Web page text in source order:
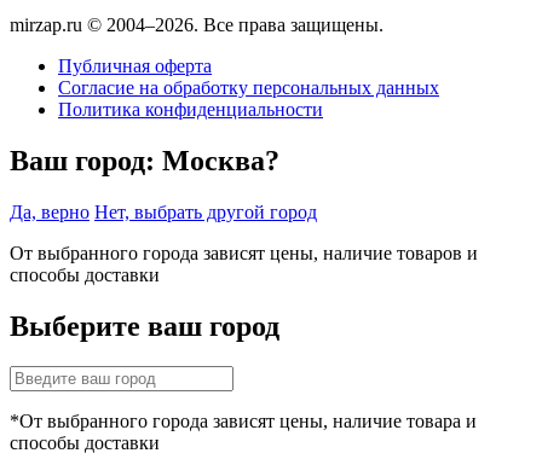
mirzap.ru © 2004–2026. Все права защищены.
Публичная оферта
Согласие на обработку персональных данных
Политика конфиденциальности
Ваш город: Москва?
Да, верно Нет, выбрать другой город
От выбранного города зависят цены, наличие товаров и
способы доставки
Выберите ваш город
*От выбранного города зависят цены, наличие товара и
способы доставки